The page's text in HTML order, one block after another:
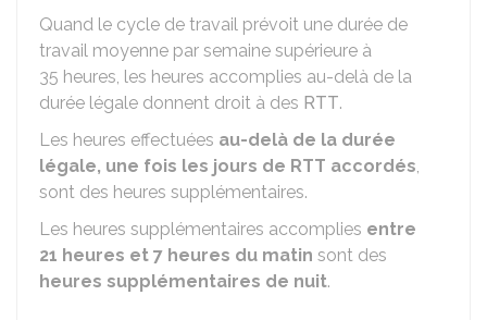
Quand le cycle de travail prévoit une durée de
travail moyenne par semaine supérieure à
35 heures, les heures accomplies au-delà de la
durée légale donnent droit à des RTT.
Les heures effectuées au-delà de la durée
légale, une fois les jours de RTT accordés,
sont des heures supplémentaires.
Les heures supplémentaires accomplies entre
21 heures et 7 heures du matin sont des
heures supplémentaires de nuit.